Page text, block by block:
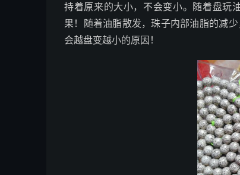
持着原来的大小，不会变小。随着盘玩
果！随着油脂散发，珠子内部油脂的减
会越盘变越小的原因！